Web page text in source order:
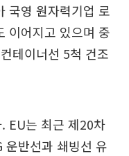
국영 원자력기업 로
이어지고 있으며 중
테이너선 5척 건조
EU는 최근 제20차
운반선과 쇄빙선 유